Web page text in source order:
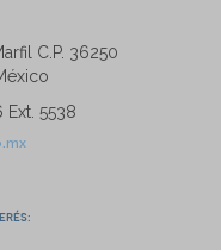
C.P. 36250
Ext. 5538